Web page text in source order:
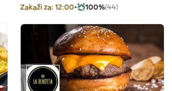
Zakaži za: 12:00 100%(44)